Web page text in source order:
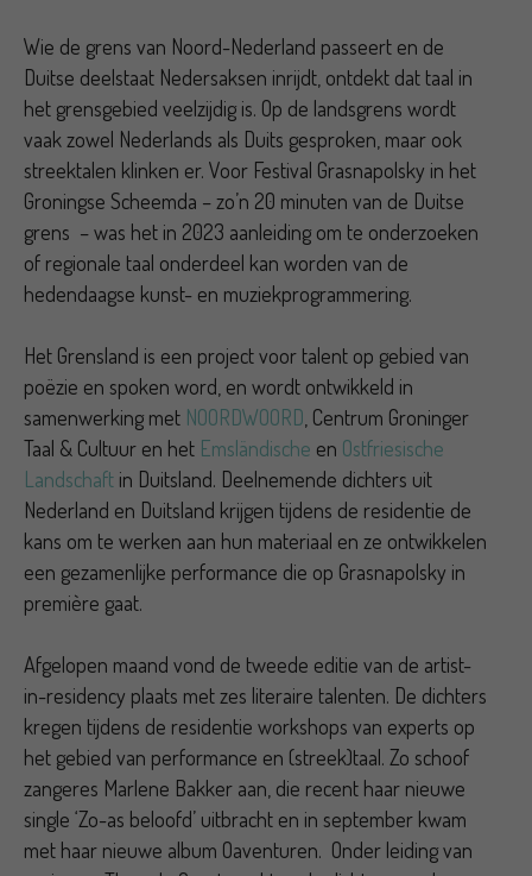
Wie de grens van Noord-Nederland passeert en de
Duitse deelstaat Nedersaksen inrijdt, ontdekt dat taal in
het grensgebied veelzijdig is. Op de landsgrens wordt
vaak zowel Nederlands als Duits gesproken, maar ook
streektalen klinken er. Voor Festival Grasnapolsky in het
Groningse Scheemda – zo’n 20 minuten van de Duitse
grens – was het in 2023 aanleiding om te onderzoeken
of regionale taal onderdeel kan worden van de
hedendaagse kunst- en muziekprogrammering.
Het Grensland is een project voor talent op gebied van
poëzie en spoken word, en wordt ontwikkeld in
samenwerking met NOORDWOORD , Centrum Groninger
Taal & Cultuur en het Emsländische en Ostfriesische
Landschaft in Duitsland. Deelnemende dichters uit
Nederland en Duitsland krijgen tijdens de residentie de
kans om te werken aan hun materiaal en ze ontwikkelen
een gezamenlijke performance die op Grasnapolsky in
première gaat.
Afgelopen maand vond de tweede editie van de artist-
in-residency plaats met zes literaire talenten. De dichters
kregen tijdens de residentie workshops van experts op
het gebied van performance en (streek)taal. Zo schoof
zangeres Marlene Bakker aan, die recent haar nieuwe
single ‘Zo-as beloofd’ uitbracht en in september kwam
met haar nieuwe album Oaventuren. Onder leiding van